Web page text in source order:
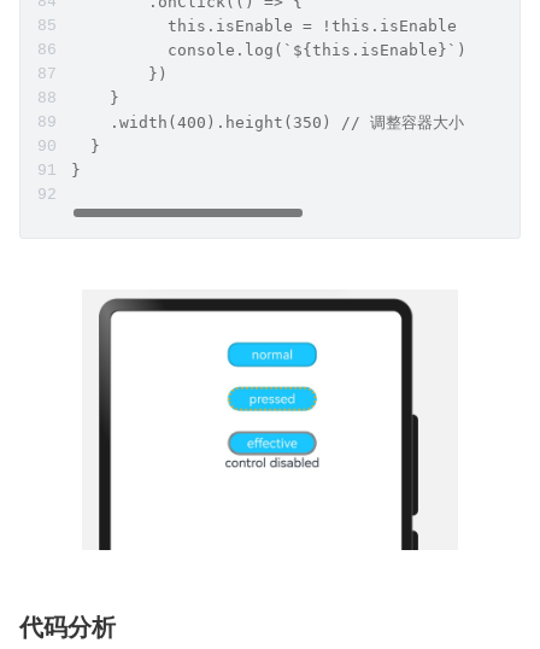
          this.isEnable = !this.isEnable
          console.log(`${this.isEnable}`)
        })
    }
    .width(400).height(350) // 调整容器大小
  }
}
代码分析